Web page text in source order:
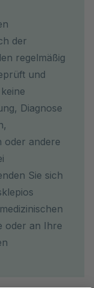
der
regelmäßig
und
Diagnose
oder andere
Sie sich
oder an Ihre